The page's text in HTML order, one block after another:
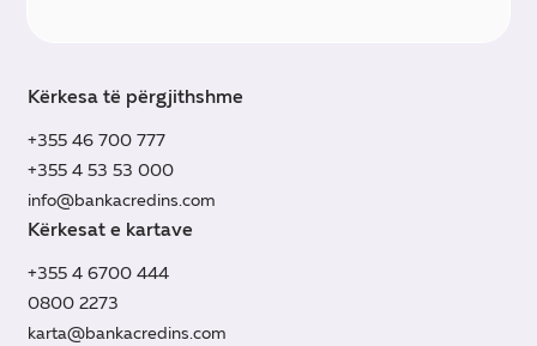
Kërkesa të përgjithshme
+355 46 700 777
+355 4 53 53 000
info@bankacredins.com
Kërkesat e kartave
+355 4 6700 444
0800 2273
karta@bankacredins.com